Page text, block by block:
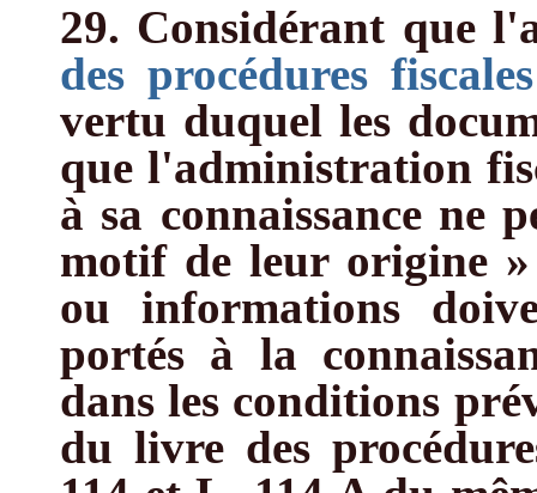
29. Considérant que
des procédures
vertu duquel les
que l'administration
à sa connaissance ne
motif de leur origine »
ou informations
portés à la
dans les conditions
du livre des